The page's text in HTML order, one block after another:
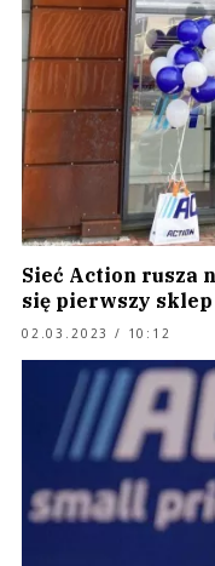
Sieć Action rusza
się pierwszy
02.03.2023 / 10:12